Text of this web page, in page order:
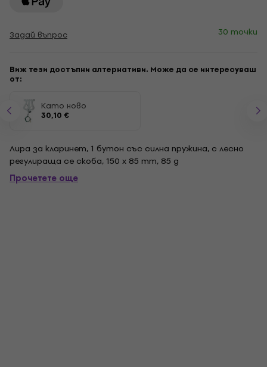
Задай въпрос 30 точки
Виж тези достъпни алтернативи. Може да се интересуваш
от:
Като ново
30,10 €
Лира за кларинет, 1 бутон със силна пружина, с лесно
регулираща се скоба, 150 x 85 mm, 85 g
Прочетете още